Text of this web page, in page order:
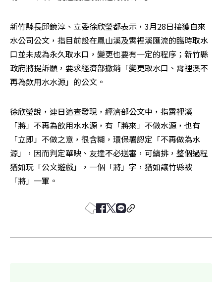
新竹縣長邱鏡淳、立委徐欣瑩都表示，3月28日接獲自來
水公司公文，指目前設在鳳山溪及霄裡溪匯流的臨時取水
口並未成為永久取水口，變更也要有一定的程序；新竹縣
政府將提訴願，要求經濟部撤銷「變更取水口、霄裡溪不
再為飲用水水源」的公文。
徐欣瑩說，連日追查發現，經濟部公文中，指霄裡溪
「將」不再為飲用水水源，有「將來」不做水源，也有
「立即」不做之意，很含糊，環保署認定「不再做為水
源」，因而判定華映、友達不必送審，可續排，整個過程
猶如玩「公文遊戲」，一個「將」字，猶如讓竹縣被
「將」一軍。